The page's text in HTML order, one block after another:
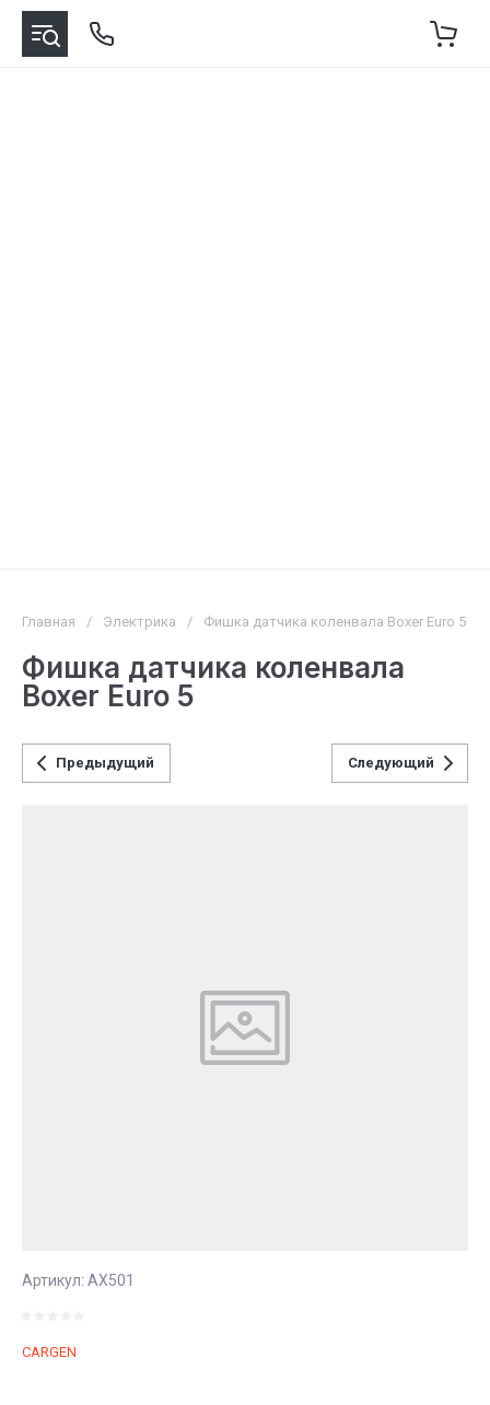
Главная / Электрика / Фишка датчика коленвала Boxer Euro 5
Фишка датчика коленвала
Boxer Euro 5
Предыдущий Следующий
Артикул: AX501
CARGEN